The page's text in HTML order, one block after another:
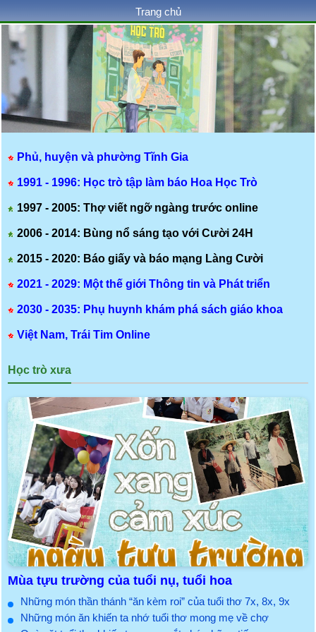
Trang chủ
Phủ, huyện và phường Tĩnh Gia
1991 - 1996: Học trò tập làm báo Hoa Học Trò
1997 - 2005: Thợ viết ngỡ ngàng trước online
2006 - 2014: Bùng nổ sáng tạo với Cười 24H
2015 - 2020: Báo giấy và báo mạng Làng Cười
2021 - 2029: Một thế giới Thông tin và Phát triển
2030 - 2035: Phụ huynh khám phá sách giáo khoa
Việt Nam, Trái Tim Online
Học trò xưa
Mùa tựu trường của tuổi nụ, tuổi hoa
Những món thần thánh “ăn kèm roi” của tuổi thơ 7x, 8x, 9x
Những món ăn khiến ta nhớ tuổi thơ mong mẹ về chợ